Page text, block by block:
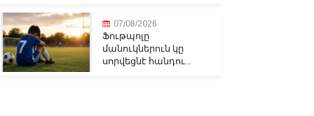
07/08/2026
Ֆութպոլը
մանուկներուն կը
սորվեցնէ հանդու...